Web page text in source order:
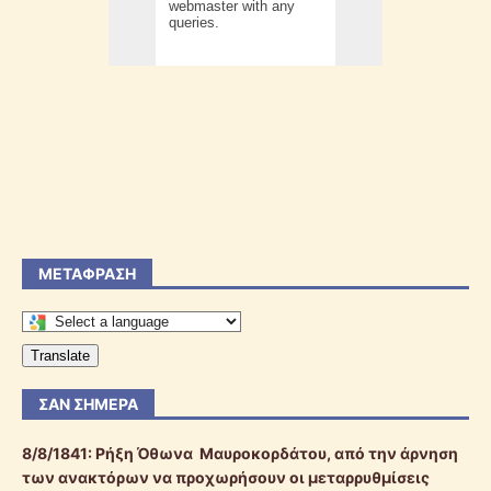
ΜΕΤΆΦΡΑΣΗ
Translate
ΣΑΝ ΣΉΜΕΡΑ
8/8/1841:Ρήξη Όθωνα  Μαυροκορδάτου, από την άρνηση
των ανακτόρων να προχωρήσουν οι μεταρρυθμίσεις